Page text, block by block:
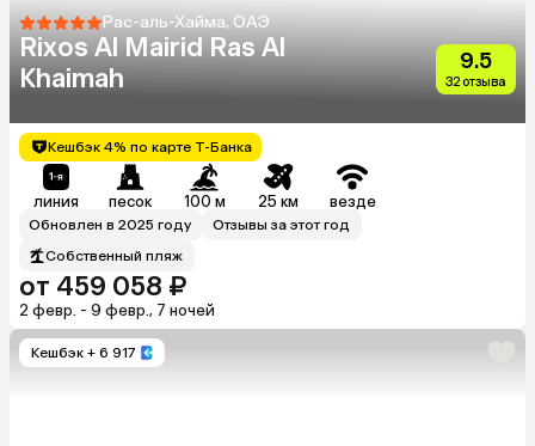
Рас-аль-Хайма, ОАЭ
Rixos Al Mairid Ras Al
Khaimah
9.5
32 отзыва
Кешбэк 4% по карте Т-Банка
линия песок 100 м 25 км везде
Обновлен в 2025 году
Отзывы за этот год
Собственный пляж
от 459 058 ₽
2 февр. - 9 февр., 7 ночей
Кешбэк + 6 917